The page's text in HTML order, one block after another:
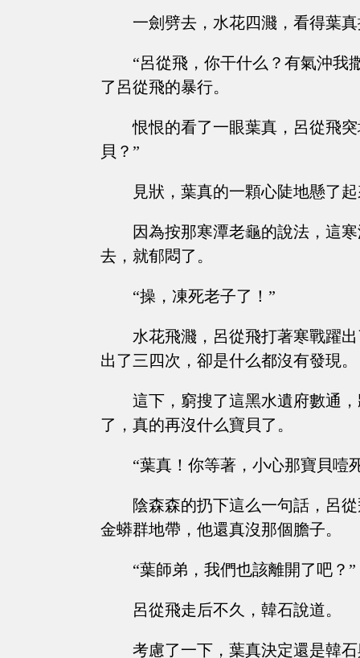
一劍劈去，水花四濺，看得葉
“呂從飛，你干什么？有氣沖我
了呂從飛的暴行。
恨恨的看了一眼葉真，呂從飛
貝？”
見狀，葉真的一顆心陡地懸了
因為按那寒潭老龜的說法，這
去，就郁悶了。
“操，凍死老子了！”
水花飛濺，呂從飛打著寒戰躍
出了三四次，卻是什么都沒有發現。
這下，窮搜了這黑水遺府數通
了，真的再沒什么寶貝了。
“葉真！你等著，小心那寶貝噎
陰森森的扔下這么一句話，呂
金蟒群地帶，他還真沒那個膽子。
“葉師弟，我們也該離開了吧？”
呂從飛走后不久，韓石說道。
考慮了一下，葉真決定還是韓